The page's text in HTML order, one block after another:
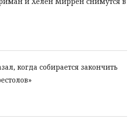
когда собирается закончить